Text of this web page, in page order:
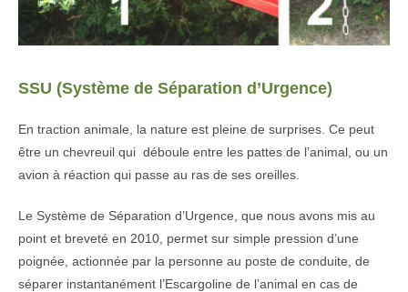
SSU (Système de Séparation d’Urgence)
En traction animale, la nature est pleine de surprises. Ce peut
être un chevreuil qui déboule entre les pattes de l’animal, ou un
avion à réaction qui passe au ras de ses oreilles.
Le Système de Séparation d’Urgence, que nous avons mis au
point et breveté en 2010, permet sur simple pression d’une
poignée, actionnée par la personne au poste de conduite, de
séparer instantanément l’Escargoline de l’animal en cas de